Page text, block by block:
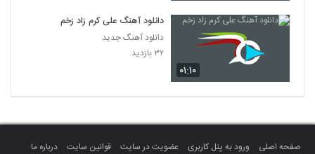
۰۱:۱۰
دانلود آهنگ علی کرم زاد زخم
دانلود آهنگ جدید
۳۲ بازدید
صفحه اصلی ورود به پنل کاربری عضویت در سایت قوانین سایت درباره ما